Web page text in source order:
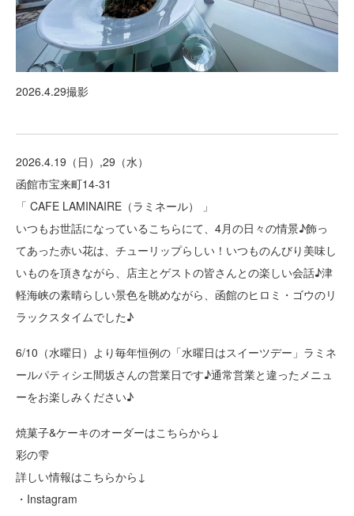
2026.4.29撮影
2026.4.19（日）,29（水）
函館市宝来町14-31
「 CAFE LAMINAIRE（ラミネール） 」
いつもお世話になっているこちらにて、4月の日々の情景♪飾っ
てあった赤い花は、チューリップらしい！いつものんびり美味し
いものを頂きながら、店主とゲストの皆さんとの楽しい会話♪津
軽海峡の素晴らしい景色を眺めながら、函館のヒロミ・ゴウのリ
ラックスタイムでした♪
6/10（水曜日）より毎年恒例の「水曜日はスイーツデー」ラミネ
ールパティシエ間坂さんの営業日です♪通常営業と違ったメニュ
ーをお楽しみください♪
焼菓子&ケーキのオーダーはこちらから↓
彩の雫
詳しい情報はこちらから↓
・Instagram